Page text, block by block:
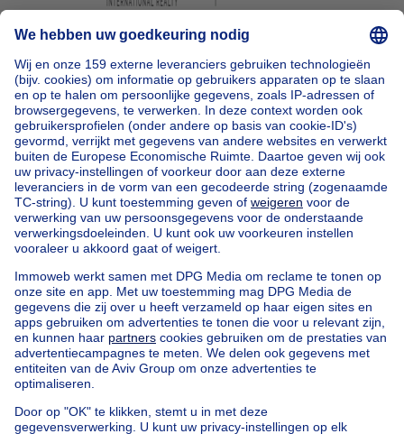
Home België
Brussel (provincie)
Brussel (arrondissement)
Kopen uw huis in Brussels
Onze huizen buiten BelgiëHuis te koop Frankrijk
Huis te koop Spanje
Huis te koop Italië
Huis te koop Luxemburg
Huis te koop Nederland
Goedkoop vastgoedGoedkoop huis te koop
Goedkope appartementen te huur
Onze huurwoningen met slaapkamers
Appartement te koop met 3 slaapkamers Oostende
Huis te koop met 3 slaapkamers Stene
Huis te koop met 3 slaapkamers Deurne